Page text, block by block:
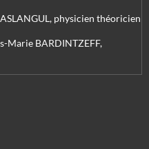
physicien théoricien
Marie BARDINTZEFF,